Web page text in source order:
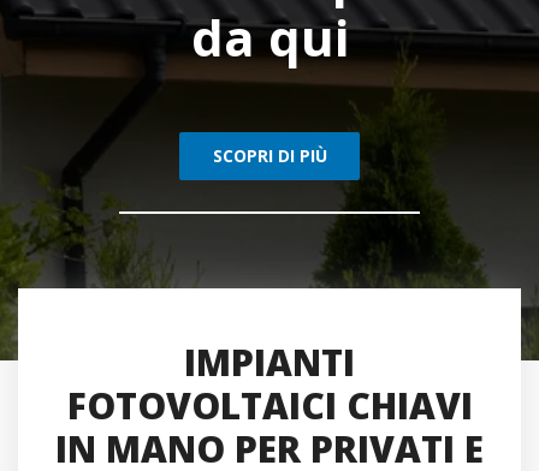
IMPIANTI
FOTOVOLTAICI CHIAVI
IN MANO PER PRIVATI E